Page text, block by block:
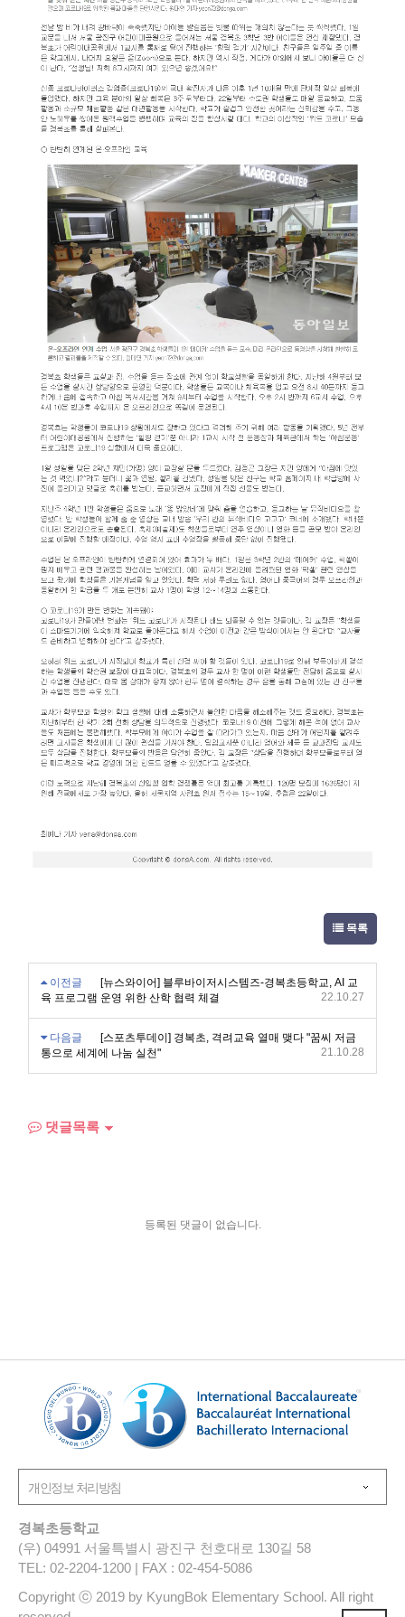
목록
이전글
[뉴스와이어] 블루바이저시스템즈-경복초등학교, AI 교
육 프로그램 운영 위한 산학 협력 체결
22.10.27
다음글
[스포츠투데이] 경복초, 격려교육 열매 맺다 "꿈씨 저금
통으로 세계에 나눔 실천"
21.10.28
댓글목록
등록된 댓글이 없습니다.
경복초등학교
(우) 04991 서울특별시 광진구 천호대로 130길 58
TEL: 02-2204-1200 | FAX : 02-454-5086
Copyright ⓒ 2019 by KyungBok Elementary School. All right